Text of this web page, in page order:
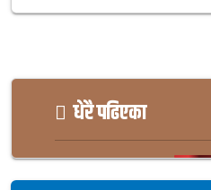
धेरै पढिएका